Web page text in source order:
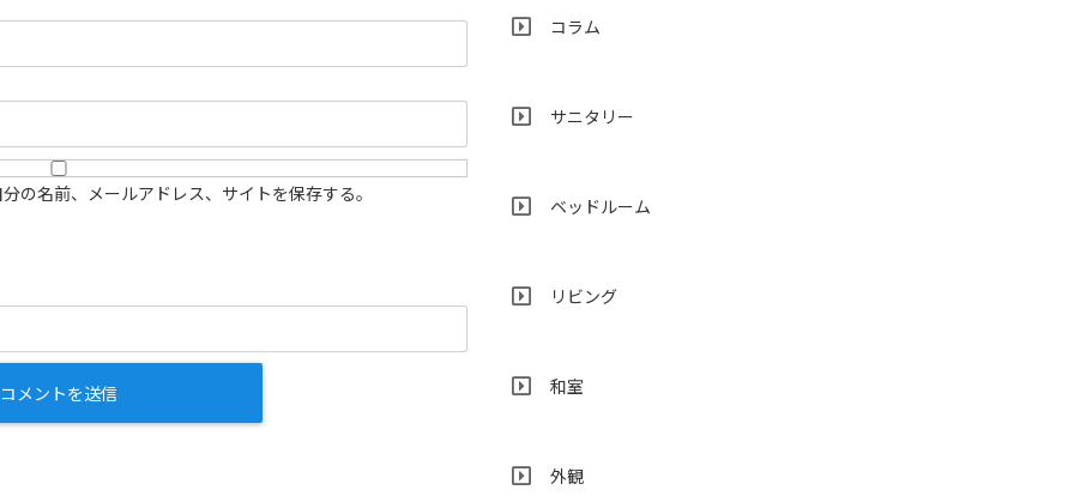
の名前、メールアドレス、サイトを保存する。
コラム
サニタリー
ベッドルーム
リビング
和室
外観